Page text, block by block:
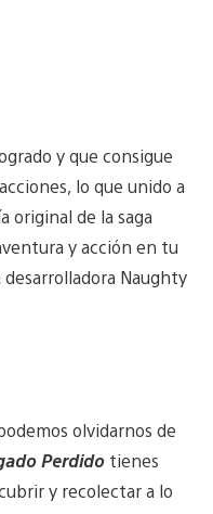
y que consigue
lo que unido a
original de la saga
y acción en tu
Naughty
olvidarnos de
Perdido tienes
y recolectar a lo